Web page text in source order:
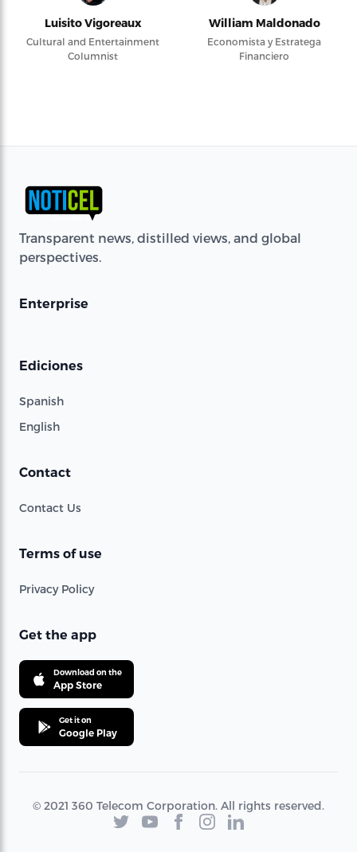
Luisito Vigoreaux
Cultural and Entertainment
Columnist
William Maldonado
Economista y Estratega
Financiero
Transparent news, distilled views, and global
perspectives.
Enterprise
Ediciones
Spanish
English
Contact
Contact Us
Terms of use
Privacy Policy
Get the app
Download on the
App Store
Get it on
Google Play
© 2021 360 Telecom Corporation. All rights reserved.